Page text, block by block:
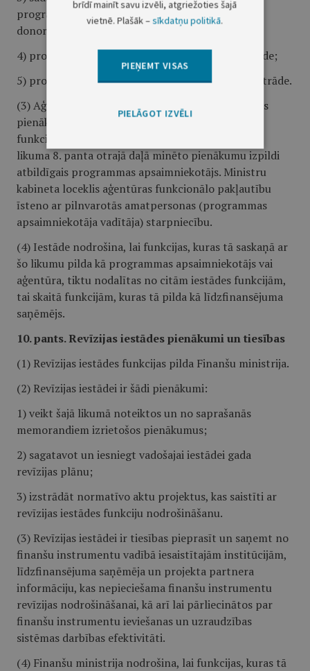
programmās, kuras tiek īstenotas partnerībā ar
donorvalstu institūcijām;
4) projektu iesniegumu vērtēšanas kritēriju izstrāde;
5) programmas vadības un kontroles sistēmas izstrāde.
(3) Aģentūra, pildot šā panta otrajā daļā noteiktos
pienākumus, ir tā Ministru kabineta locekļa
funkcionālajā pakļautībā, kura padotībā ir par šā
likuma 8. panta otrajā daļā minēto pienākumu izpildi
atbildīgais programmas apsaimniekotājs. Ministru
kabineta loceklis aģentūras funkcionālo pakļautību
īsteno ar pilnvarotās amatpersonas (programmas
apsaimniekotāja vadītāja) starpniecību.
(4) Iestāde nodrošina, lai funkcijas, kuras tā saskaņā ar
šo likumu pilda kā programmas apsaimniekotājs vai
aģentūra, tiktu nodalītas no citām iestādes funkcijām,
tai skaitā funkcijām, kuras tā pilda kā līdzfinansējuma
saņēmējs.
10. pants. Revīzijas iestādes pienākumi un tiesības
(1) Revīzijas iestādes funkcijas pilda Finanšu ministrija.
(2) Revīzijas iestādei ir šādi pienākumi:
1) veikt šajā likumā noteiktos un no saprašanās
memorandiem izrietošos pienākumus;
2) sagatavot un iesniegt vadošajai iestādei gada
revīzijas plānu;
3) izstrādāt normatīvo aktu projektus, kas saistīti ar
revīzijas iestādes funkciju nodrošināšanu.
(3) Revīzijas iestādei ir tiesības pieprasīt un saņemt no
finanšu instrumentu vadībā iesaistītajām institūcijām,
līdzfinansējuma saņēmēja un projekta partnera
informāciju, kas nepieciešama finanšu instrumentu
revīzijas nodrošināšanai, kā arī lai pārliecinātos par
finanšu instrumentu ieviešanas un uzraudzības
sistēmas darbības efektivitāti.
(4) Finanšu ministrija nodrošina, lai funkcijas, kuras tā
brīdī mainīt savu izvēli, atgriežoties šajā
vietnē. Plašāk –sīkdatņu politikā.
PIEŅEMT VISAS
PIELĀGOT IZVĒLI